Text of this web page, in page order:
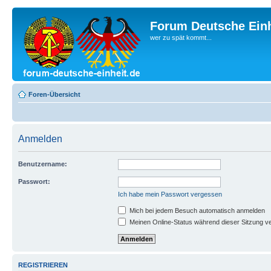
Forum Deutsche
wer zu spät kommt...
Foren-Übersicht
Anmelden
Benutzername:
Passwort:
Ich habe mein Passwort vergessen
Mich bei jedem Besuch automatisch anmelden
Meinen Online-Status während dieser Sitzung
REGISTRIEREN